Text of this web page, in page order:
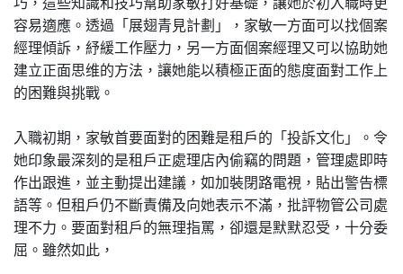
容易適應。透過「展翅青見計劃」，家敏一方面可以找個案
經理傾訴，紓緩工作壓力，另一方面個案經理又可以協助她
建立正面思维的方法，讓她能以積極正面的態度面對工作上
的困難與挑戰。
入職初期，家敏首要面對的困難是租戶的「投訴文化」。令
她印象最深刻的是租戶正處理店內偷竊的問題，管理處即時
作出跟進，並主動提出建議，如加裝閉路電視，貼出警告標
語等。但租戶仍不斷責備及向她表示不滿，批評物管公司處
理不力。要面對租戶的無理指罵，卻還是默默忍受，十分委
屈。雖然如此，